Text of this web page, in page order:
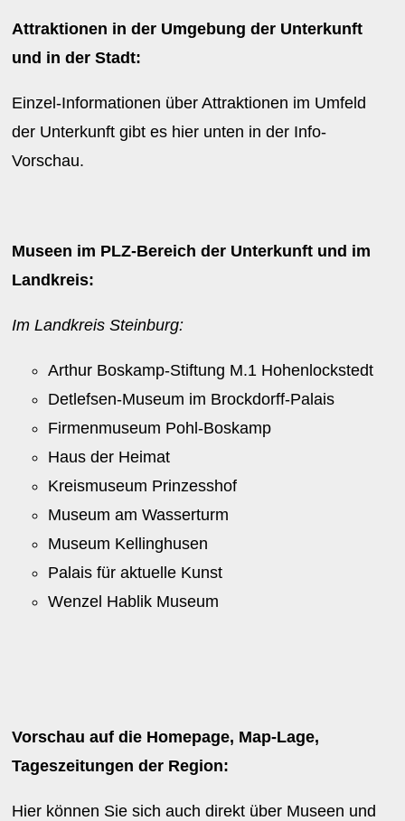
Attraktionen in der Umgebung der Unterkunft
und in der Stadt:
Einzel-Informationen über Attraktionen im Umfeld
der Unterkunft gibt es hier unten in der Info-
Vorschau.
Museen im PLZ-Bereich der Unterkunft und im
Landkreis:
Im Landkreis Steinburg:
Arthur Boskamp-Stiftung M.1 Hohenlockstedt
Detlefsen-Museum im Brockdorff-Palais
Firmenmuseum Pohl-Boskamp
Haus der Heimat
Kreismuseum Prinzesshof
Museum am Wasserturm
Museum Kellinghusen
Palais für aktuelle Kunst
Wenzel Hablik Museum
Vorschau auf die Homepage, Map-Lage,
Tageszeitungen der Region:
Hier können Sie sich auch direkt über Museen und